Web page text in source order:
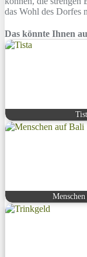
das Wohl des Dorfes
Das könnte Ihnen